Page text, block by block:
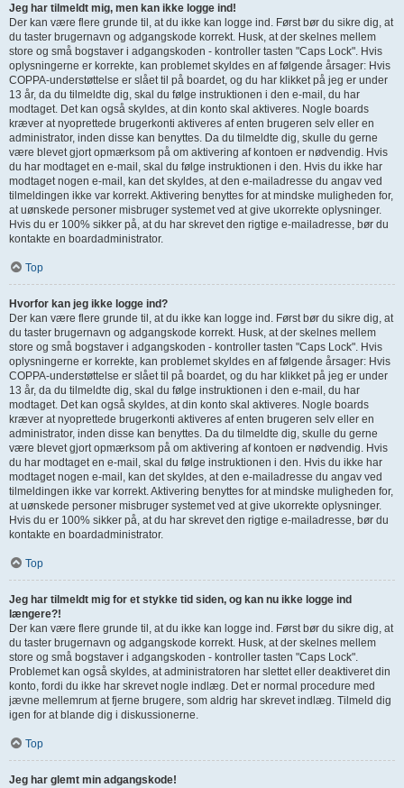
Jeg har tilmeldt mig, men kan ikke logge ind!
Der kan være flere grunde til, at du ikke kan logge ind. Først bør du sikre dig, at
du taster brugernavn og adgangskode korrekt. Husk, at der skelnes mellem
store og små bogstaver i adgangskoden - kontroller tasten "Caps Lock". Hvis
oplysningerne er korrekte, kan problemet skyldes en af følgende årsager: Hvis
COPPA-understøttelse er slået til på boardet, og du har klikket på jeg er under
13 år, da du tilmeldte dig, skal du følge instruktionen i den e-mail, du har
modtaget. Det kan også skyldes, at din konto skal aktiveres. Nogle boards
kræver at nyoprettede brugerkonti aktiveres af enten brugeren selv eller en
administrator, inden disse kan benyttes. Da du tilmeldte dig, skulle du gerne
være blevet gjort opmærksom på om aktivering af kontoen er nødvendig. Hvis
du har modtaget en e-mail, skal du følge instruktionen i den. Hvis du ikke har
modtaget nogen e-mail, kan det skyldes, at den e-mailadresse du angav ved
tilmeldingen ikke var korrekt. Aktivering benyttes for at mindske muligheden for,
at uønskede personer misbruger systemet ved at give ukorrekte oplysninger.
Hvis du er 100% sikker på, at du har skrevet den rigtige e-mailadresse, bør du
kontakte en boardadministrator.
Top
Hvorfor kan jeg ikke logge ind?
Der kan være flere grunde til, at du ikke kan logge ind. Først bør du sikre dig, at
du taster brugernavn og adgangskode korrekt. Husk, at der skelnes mellem
store og små bogstaver i adgangskoden - kontroller tasten "Caps Lock". Hvis
oplysningerne er korrekte, kan problemet skyldes en af følgende årsager: Hvis
COPPA-understøttelse er slået til på boardet, og du har klikket på jeg er under
13 år, da du tilmeldte dig, skal du følge instruktionen i den e-mail, du har
modtaget. Det kan også skyldes, at din konto skal aktiveres. Nogle boards
kræver at nyoprettede brugerkonti aktiveres af enten brugeren selv eller en
administrator, inden disse kan benyttes. Da du tilmeldte dig, skulle du gerne
være blevet gjort opmærksom på om aktivering af kontoen er nødvendig. Hvis
du har modtaget en e-mail, skal du følge instruktionen i den. Hvis du ikke har
modtaget nogen e-mail, kan det skyldes, at den e-mailadresse du angav ved
tilmeldingen ikke var korrekt. Aktivering benyttes for at mindske muligheden for,
at uønskede personer misbruger systemet ved at give ukorrekte oplysninger.
Hvis du er 100% sikker på, at du har skrevet den rigtige e-mailadresse, bør du
kontakte en boardadministrator.
Top
Jeg har tilmeldt mig for et stykke tid siden, og kan nu ikke logge ind
længere?!
Der kan være flere grunde til, at du ikke kan logge ind. Først bør du sikre dig, at
du taster brugernavn og adgangskode korrekt. Husk, at der skelnes mellem
store og små bogstaver i adgangskoden - kontroller tasten "Caps Lock".
Problemet kan også skyldes, at administratoren har slettet eller deaktiveret din
konto, fordi du ikke har skrevet nogle indlæg. Det er normal procedure med
jævne mellemrum at fjerne brugere, som aldrig har skrevet indlæg. Tilmeld dig
igen for at blande dig i diskussionerne.
Top
Jeg har glemt min adgangskode!